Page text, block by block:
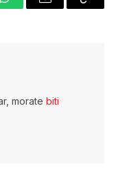
WhatsAppEmail
Copy
morate biti